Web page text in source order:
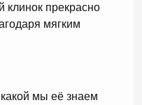
клинок прекрасно
мягким
мы её знаем